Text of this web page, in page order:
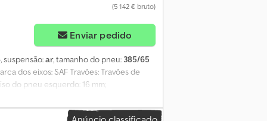
(5 142 € bruto)
Enviar pedido
, suspensão:ar, tamanho do pneu: 385/65
dos eixos: SAF Travões: Travões de
do pneu esquerdo: 16 mm;
do piso do pneu esquerdo: 9 mm;
do piso do pneu esquerdo: 11